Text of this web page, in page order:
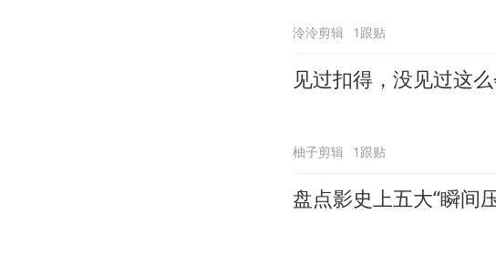
泠泠剪辑 1跟贴
见过扣得，没见过这
柚子剪辑 1跟贴
盘点影史上五大“瞬间